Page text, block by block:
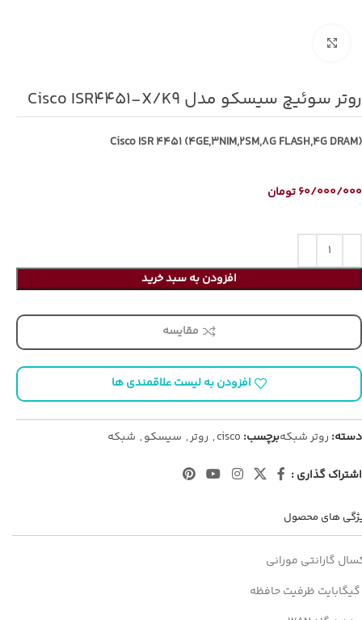
روتر سوئیچ سیسکو مدل Cisco ISR4451-X/K9
Cisco ISR 4451 (4GE,3NIM,2SM,8G FLASH,4G DRAM)
60/000/000تومان
افزودن به سبد خرید
مقایسه
افزودن به لیست علاقمندی ها
دسته: روتر شبکهبرچسب: cisco
, روتر, سیسکو, شبکه
اشتراک گذاری :
های محصول
گارانتی مورانی